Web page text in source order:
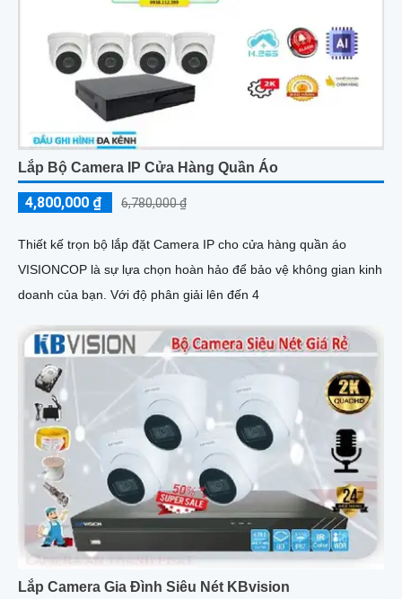
Lắp Bộ Camera IP Cửa Hàng Quần Áo
4,800,000 ₫ 6,780,000 ₫
Thiết kế trọn bộ lắp đặt Camera IP cho cửa hàng quần áo
VISIONCOP là sự lựa chọn hoàn hảo để bảo vệ không gian kinh
doanh của bạn. Với độ phân giải lên đến 4
Lắp Camera Gia Đình Siêu Nét KBvision